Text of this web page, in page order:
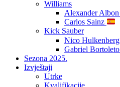
Williams
Alexander Albon
Carlos Sainz
Kick Sauber
Nico Hulkenberg
Gabriel Bortoleto
Sezona 2025.
Izvještaji
Utrke